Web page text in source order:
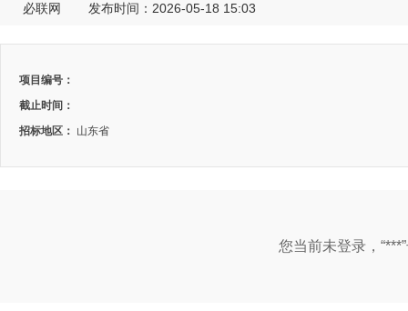
必联网 发布时间：2026-05-18 15:03
项目编号：
截止时间：
招标地区： 山东省
您当前未登录，